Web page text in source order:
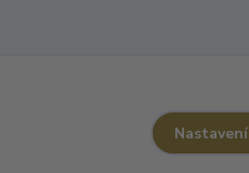
Nastavení